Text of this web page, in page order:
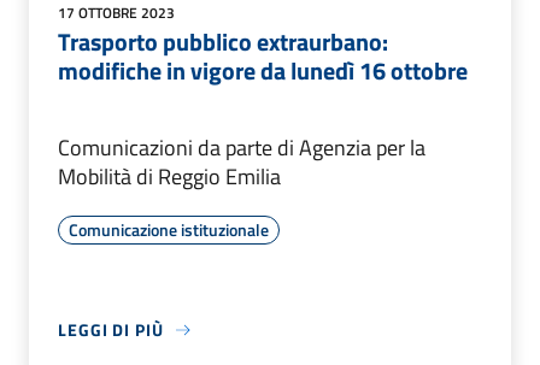
17 OTTOBRE 2023
Trasporto pubblico extraurbano:
modifiche in vigore da lunedì 16 ottobre
Comunicazioni da parte di Agenzia per la
Mobilità di Reggio Emilia
Comunicazione istituzionale
LEGGI DI PIÙ